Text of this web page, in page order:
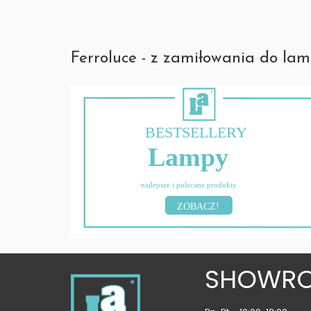
Ferroluce - z zamiłowania do
BESTSELLERY
Lampy
najlepsze i polecane produkty
ZOBACZ!